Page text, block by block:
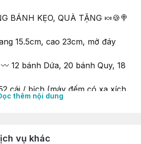
BÁNH KẸO, QUÀ TẶNG 🍬🍪🍭
15.5cm, cao 23cm, mở đáy
12 bánh Dứa, 20 bánh Quy, 18
cái / bịch (máy đếm có xa xích
𝐍𝐆𝐎̣𝐓 𝑠𝑖𝑛𝑐𝑒 2015
thêm nội dung
vụ khác